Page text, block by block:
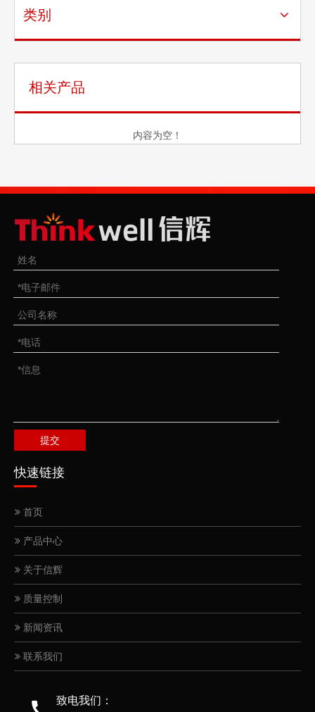
类别
相关产品
内容为空！
提交
快速链接
首页
产品中心
关于信辉
质量控制
新闻资讯
联系我们
致电我们：